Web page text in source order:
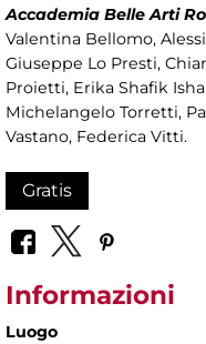
Accademia Belle Arti
Valentina Bellomo,
Giuseppe Lo Presti,
Proietti, Erika Shafik
Michelangelo Torretti,
Vastano, Federica Vitti.
Gratis
Informazioni
Luogo